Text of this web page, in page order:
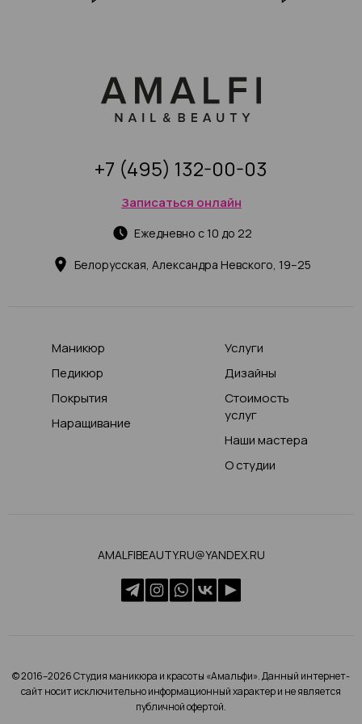
Белорусская, Александра Невского, 19–25
Ежедневно с 10 до 22
Записаться онлайн
+7 (495) 132-00-03
Маникюр
Педикюр
Покрытия
Наращивание
Услуги
Дизайны
Стоимость
услуг
Наши мастера
О студии
AMALFIBEAUTY.RU@YANDEX.RU
© 2016–2026 Студия маникюра и красоты «Амальфи». Данный интернет-
сайт носит исключительно информационный характер и не является
публичной офертой.